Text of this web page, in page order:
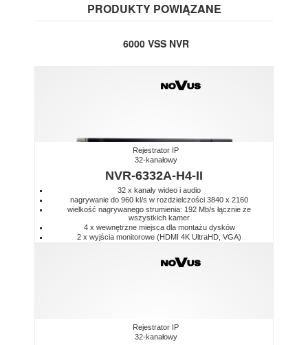
PRODUKTY POWIĄZANE
6000 VSS NVR
Rejestrator IP
32-kanałowy
NVR-6332A-H4-II
32 x kanały wideo i audio
nagrywanie do 960 kl/s w rozdzielczości 3840 x 2160
wielkość nagrywanego strumienia: 192 Mb/s łącznie ze
wszystkich kamer
4 x wewnętrzne miejsca dla montażu dysków
2 x wyjścia monitorowe (HDMI 4K UltraHD, VGA)
Rejestrator IP
32-kanałowy